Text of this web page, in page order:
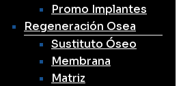
Promo Implantes
Regeneración Osea
Sustituto Óseo
Membrana
Matriz